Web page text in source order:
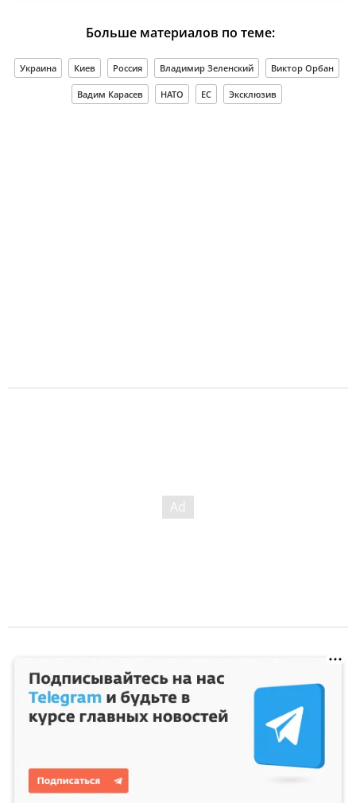
Больше материалов по теме:
Украина Киев Россия Владимир Зеленский Виктор Орбан
Вадим Карасев НАТО ЕС Эксклюзив